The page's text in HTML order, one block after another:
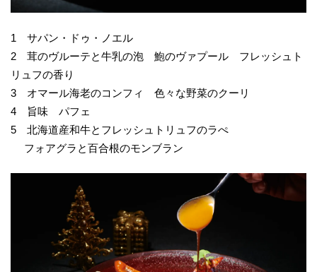
1 サパン・ドゥ・ノエル
2 茸のヴルーテと牛乳の泡 鮑のヴァプール フレッシュト
リュフの香り
3 オマール海老のコンフィ 色々な野菜のクーリ
4 旨味 パフェ
5 北海道産和牛とフレッシュトリュフのラぺ
フォアグラと百合根のモンブラン